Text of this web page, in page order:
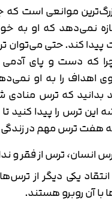
موانعی است که
نمی‌دهد که او به
کند. حتی می‌توان
که دست و پای آدمی
اهداف را به او
بدانید که ترس منادی
این ترس را پیدا کنید تا
هفت ترس مهم در زندگی
انسان، ترس از فقر و
یکی دیگر از
با آن روبرو هستند.